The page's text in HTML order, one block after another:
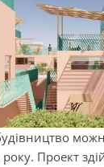
Проект